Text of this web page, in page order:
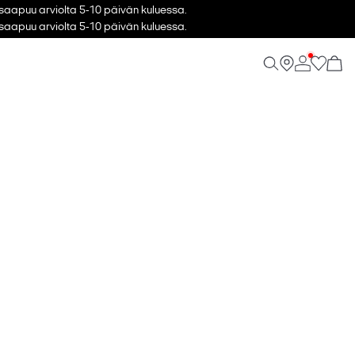
arviolta 5-10 päivän kuluessa.
arviolta 5-10 päivän kuluessa.